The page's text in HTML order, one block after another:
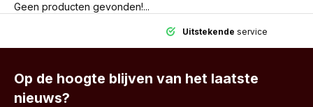
Geen producten gevonden!...
Uitstekendeservice
Op de hoogte blijven van het laatste
nieuws?